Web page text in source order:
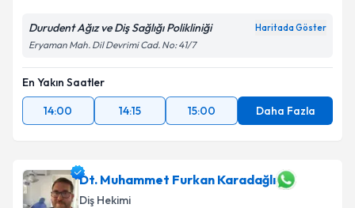
Durudent Ağız ve Diş Sağlığı Polikliniği Haritada Göster
Eryaman Mah. Dil Devrimi Cad. No: 41/7
En Yakın Saatler
14:00
14:15 15:00 Daha Fazla
Dt. Muhammet Furkan Karadağlı
Diş Hekimi